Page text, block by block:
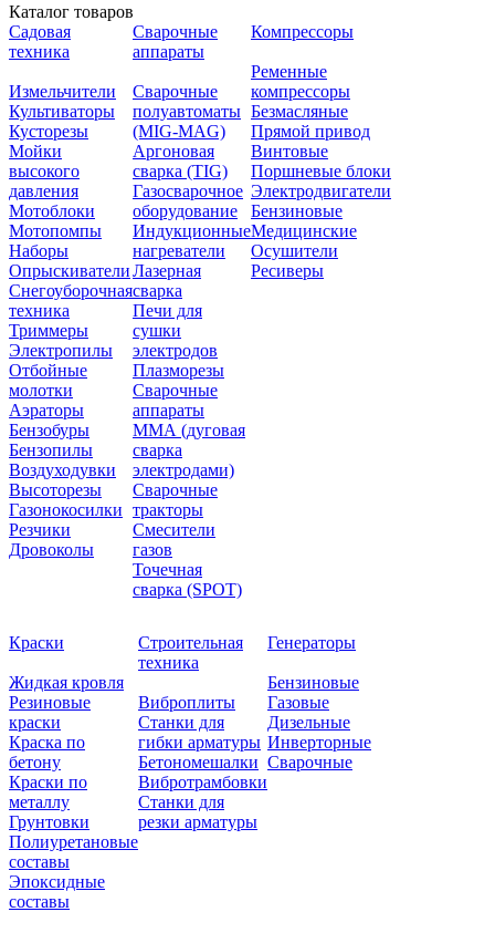
Каталог товаров
Садовая
техника
Измельчители
Культиваторы
Кусторезы
Мойки
высокого
давления
Мотоблоки
Мотопомпы
Наборы
Опрыскиватели
Снегоуборочная
техника
Триммеры
Электропилы
Отбойные
молотки
Аэраторы
Бензобуры
Бензопилы
Воздуходувки
Высоторезы
Газонокосилки
Резчики
Дровоколы
Сварочные
аппараты
Сварочные
полуавтоматы
(MIG-MAG)
Аргоновая
сварка (TIG)
Газосварочное
оборудование
Индукционные
нагреватели
Лазерная
сварка
Печи для
сушки
электродов
Плазморезы
Сварочные
аппараты
ММА (дуговая
сварка
электродами)
Сварочные
тракторы
Смесители
газов
Точечная
сварка (SPOT)
Компрессоры
Ременные
компрессоры
Безмасляные
Прямой привод
Винтовые
Поршневые блоки
Электродвигатели
Бензиновые
Медицинские
Осушители
Ресиверы
Краски
Жидкая кровля
Резиновые
краски
Краска по
бетону
Краски по
металлу
Грунтовки
Полиуретановые
составы
Эпоксидные
составы
Строительная
техника
Виброплиты
Станки для
гибки арматуры
Бетономешалки
Вибротрамбовки
Станки для
резки арматуры
Генераторы
Бензиновые
Газовые
Дизельные
Инверторные
Сварочные